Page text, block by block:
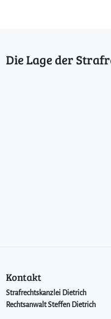
Die Lage der
Kontakt
Strafrechtskanzlei Dietrich
Rechtsanwalt Steffen Dietrich